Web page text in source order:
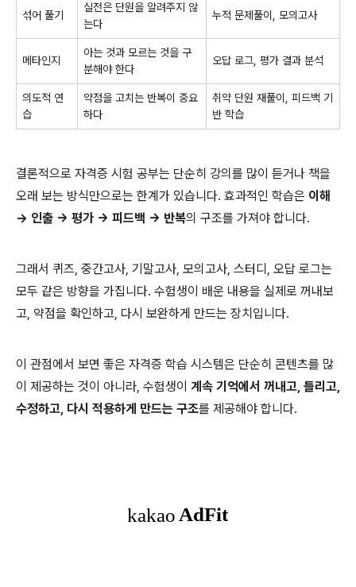
섞어 풀기
실전은 단원을 알려주지 않
는다
누적 문제풀이, 모의고사
메타인지
아는 것과 모르는 것을 구
분해야 한다
오답 로그, 평가 결과 분석
의도적 연
습
약점을 고치는 반복이 중요
하다
취약 단원 재풀이, 피드백 기
반 학습
결론적으로 자격증 시험 공부는 단순히 강의를 많이 듣거나 책을
오래 보는 방식만으로는 한계가 있습니다. 효과적인 학습은 이해
→ 인출 → 평가 → 피드백 → 반복의 구조를 가져야 합니다.
그래서 퀴즈, 중간고사, 기말고사, 모의고사, 스터디, 오답 로그는
모두 같은 방향을 가집니다. 수험생이 배운 내용을 실제로 꺼내보
고, 약점을 확인하고, 다시 보완하게 만드는 장치입니다.
이 관점에서 보면 좋은 자격증 학습 시스템은 단순히 콘텐츠를 많
이 제공하는 것이 아니라, 수험생이 계속 기억에서 꺼내고, 틀리고,
수정하고, 다시 적용하게 만드는 구조를 제공해야 합니다.